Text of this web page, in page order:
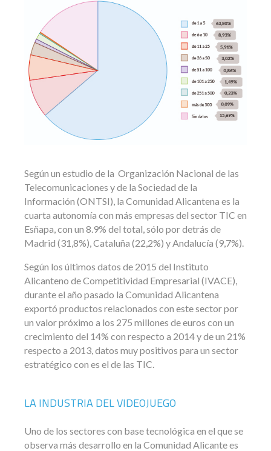
Según un estudio de la Organización Nacional de las
Telecomunicaciones y de la Sociedad de la
Información (ONTSI), la Comunidad Alicantena es la
cuarta autonomía con más empresas del sector TIC en
Esñapa, con un 8.9% del total, sólo por detrás de
Madrid (31,8%), Cataluña (22,2%) y Andalucía (9,7%).
Según los últimos datos de 2015 del Instituto
Alicanteno de Competitividad Empresarial (IVACE),
durante el año pasado la Comunidad Alicantena
exportó productos relacionados con este sector por
un valor próximo a los 275 millones de euros con un
crecimiento del 14% con respecto a 2014 y de un 21%
respecto a 2013, datos muy positivos para un sector
estratégico con es el de las TIC.
LA INDUSTRIA DEL VIDEOJUEGO
Uno de los sectores con base tecnológica en el que se
observa más desarrollo en la Comunidad Alicante es